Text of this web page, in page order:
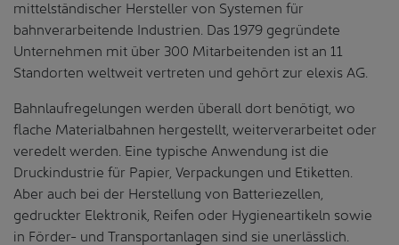
mittelständischer Hersteller von Systemen für
bahnverarbeitende Industrien. Das 1979 gegründete
Unternehmen mit über 300 Mitarbeitenden ist an 11
Standorten weltweit vertreten und gehört zur elexis AG.
Bahnlaufregelungen werden überall dort benötigt, wo
flache Materialbahnen hergestellt, weiterverarbeitet oder
veredelt werden. Eine typische Anwendung ist die
Druckindustrie für Papier, Verpackungen und Etiketten.
Aber auch bei der Herstellung von Batteriezellen,
gedruckter Elektronik, Reifen oder Hygieneartikeln sowie
in Förder- und Transportanlagen sind sie unerlässlich.